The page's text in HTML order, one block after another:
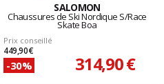
SALOMON
Chaussures de Ski Nordique S/Race
Skate Boa
Prix conseillé
449,90 €
-30% 314,90 €